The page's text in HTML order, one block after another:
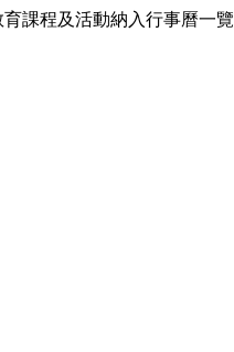
課程及活動納入行事曆一